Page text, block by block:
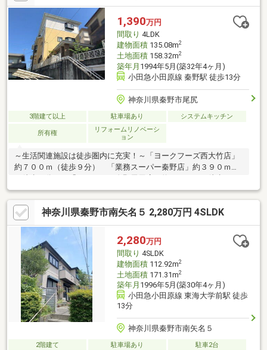
1,390万円
間取り 4LDK
建物面積135.08m2
土地面積158.32m2
築年月 1994年5月(築32年4ヶ月)
小田急小田原線 秦野駅 徒歩13分
神奈川県秦野市尾尻
3階建て以上 駐車場あり システムキッチン
所有権
リフォームリノベーシ
ョン
～生活関連施設は徒歩圏内に充実！～「ヨークフーズ西大竹店」
約７００ｍ（徒歩９分） 「業務スーパー秦野店」約３９０ｍ
（徒歩５分） 「ウェルシア秦野尾尻店」約３５０ｍ（徒歩５
分） 「ローソン秦野西大竹店」約５１０ｍ（徒歩７分） 「秦
野赤十字病院」約７７０ｍ（徒歩１０分） 「いまいずみほたる
公園」約３６０ｍ（徒歩５分）
神奈川県秦野市南矢名５ 2,280万円 4SLDK
2,280万円
間取り 4SLDK
建物面積112.92m2
土地面積171.31m2
築年月 1996年5月(築30年4ヶ月)
小田急小田原線 東海大学前駅 徒歩
13分
神奈川県秦野市南矢名５
2階建て 駐車場あり
駐車2台